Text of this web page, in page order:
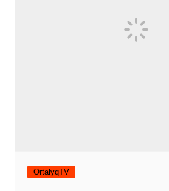
OrtalyqTV